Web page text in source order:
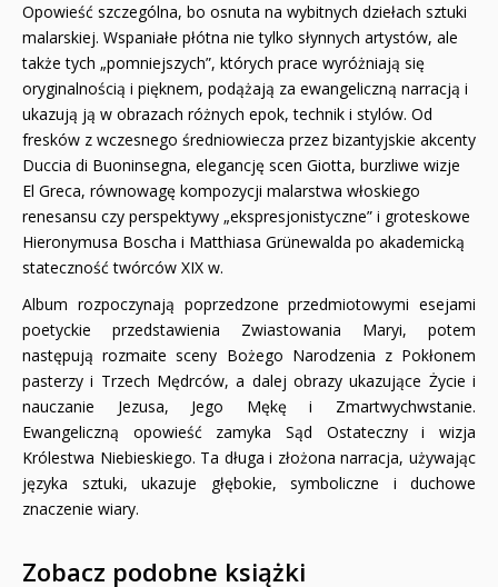
Opowieść szczególna, bo osnuta na wybitnych dziełach sztuki
malarskiej. Wspaniałe płótna nie tylko słynnych artystów, ale
także tych „pomniejszych”, których prace wyróżniają się
oryginalnością i pięknem, podążają za ewangeliczną narracją i
ukazują ją w obrazach różnych epok, technik i stylów. Od
fresków z wczesnego średniowiecza przez bizantyjskie akcenty
Duccia di Buoninsegna, elegancję scen Giotta, burzliwe wizje
El Greca, równowagę kompozycji malarstwa włoskiego
renesansu czy perspektywy „ekspresjonistyczne” i groteskowe
Hieronymusa Boscha i Matthiasa Grünewalda po akademicką
stateczność twórców XIX w.
Album rozpoczynają poprzedzone przedmiotowymi esejami
poetyckie przedstawienia Zwiastowania Maryi, potem
następują rozmaite sceny Bożego Narodzenia z Pokłonem
pasterzy i Trzech Mędrców, a dalej obrazy ukazujące Życie i
nauczanie Jezusa, Jego Mękę i Zmartwychwstanie.
Ewangeliczną opowieść zamyka Sąd Ostateczny i wizja
Królestwa Niebieskiego. Ta długa i złożona narracja, używając
języka sztuki, ukazuje głębokie, symboliczne i duchowe
znaczenie wiary.
Zobacz podobne książki